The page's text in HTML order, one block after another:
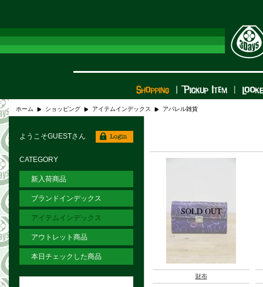
ホーム ショッピング アイテムインデックス アパレル雑貨
財布
ようこそGUESTさん
CATEGORY
新入荷商品
ブランドインデックス
アイテムインデックス
アウトレット商品
本日チェックした商品